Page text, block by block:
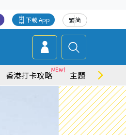
繁简
下載 App
香港打卡攻略 主題特集